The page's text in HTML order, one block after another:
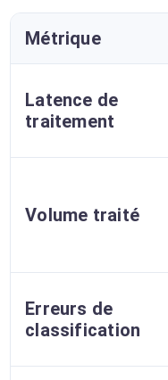
Métrique
Latence de
traitement
Volume traité
Erreurs de
classification